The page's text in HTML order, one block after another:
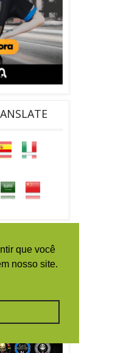
que você
nosso site.